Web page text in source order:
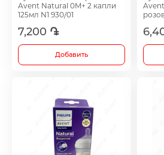
Anti-cholesterol
Diabetes
Avent Natural 0M+ 2 капли
125мл N1 930/01
7,200 ֏
Добавить